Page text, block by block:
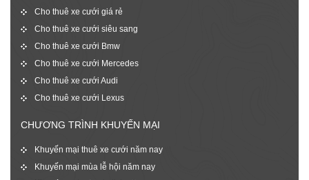
Cho thuê xe cưới giá rẻ
Cho thuê xe cưới siêu sang
Cho thuê xe cưới Bmw
Cho thuê xe cưới Mercedes
Cho thuê xe cưới Audi
Cho thuê xe cưới Lexus
CHƯƠNG TRÌNH KHUYẾN MẠI
Khuyến mại thuê xe cưới năm nay
Khuyến mại mùa lễ hội năm nay